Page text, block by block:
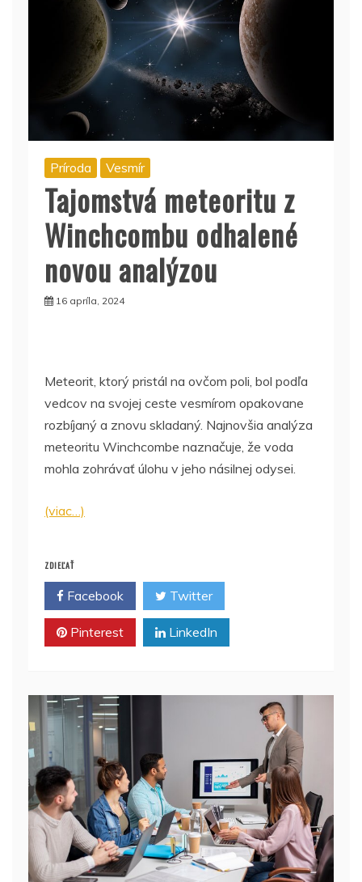
Príroda Vesmír
Tajomstvá meteoritu z
Winchcombu odhalené
novou analýzou
16 apríla, 2024
Meteorit, ktorý pristál na ovčom poli, bol podľa
vedcov na svojej ceste vesmírom opakovane
rozbíjaný a znovu skladaný. Najnovšia analýza
meteoritu Winchcombe naznačuje, že voda
mohla zohrávať úlohu v jeho násilnej odysei.
(viac…)
ZDIEĽAŤ
Facebook Twitter
Pinterest LinkedIn